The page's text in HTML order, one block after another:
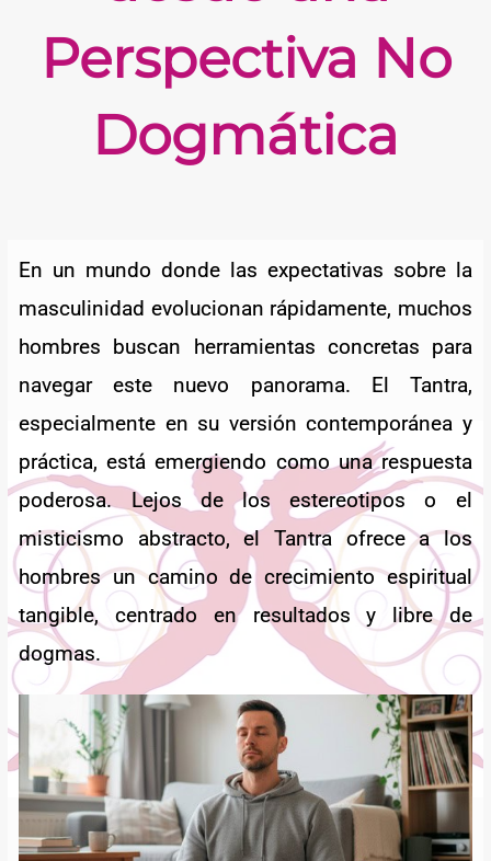
Perspectiva No
Dogmática
En un mundo donde las expectativas sobre la
masculinidad evolucionan rápidamente, muchos
hombres buscan herramientas concretas para
navegar este nuevo panorama. El Tantra,
especialmente en su versión contemporánea y
práctica, está emergiendo como una respuesta
poderosa. Lejos de los estereotipos o el
misticismo abstracto, el Tantra ofrece a los
hombres un camino de crecimiento espiritual
tangible, centrado en resultados y libre de
dogmas.